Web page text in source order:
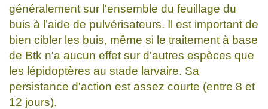
généralement sur l'ensemble du feuillage du
buis à l’aide de pulvérisateurs. Il est important de
bien cibler les buis, même si le traitement à base
de Btk n'a aucun effet sur d'autres espèces que
les lépidoptères au stade larvaire. Sa
persistance d'action est assez courte (entre 8 et
12 jours).